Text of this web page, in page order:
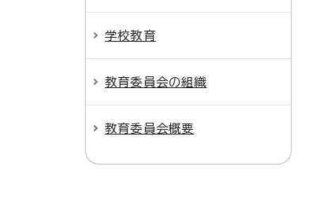
学校教育
教育委員会の組織
教育委員会概要